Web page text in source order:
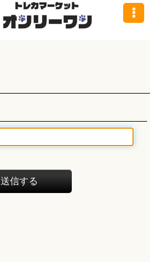
送信する